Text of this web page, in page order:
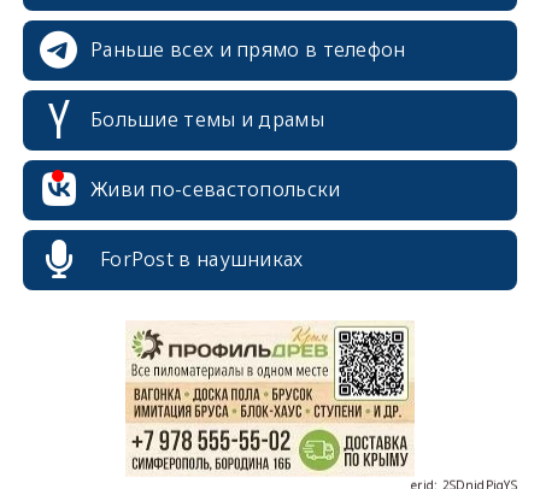
Раньше всех и прямо в телефон
Большие темы и драмы
Живи по-севастопольски
ForPost в наушниках
erid: 2SDnjcrDNw6